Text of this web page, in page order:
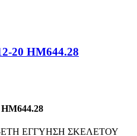
20 HM644.28
3-ΕΤΗ ΕΓΓΥΗΣΗ ΣΚΕΛΕΤΟΥ